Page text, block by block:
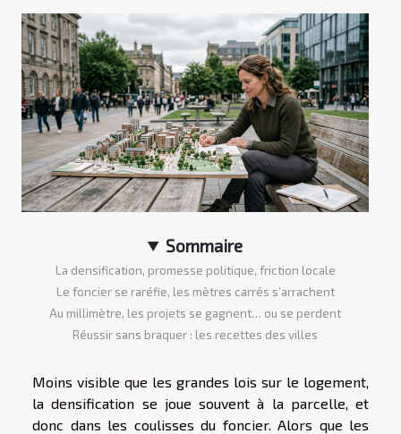
Sommaire
La densification, promesse politique, friction locale
Le foncier se raréfie, les mètres carrés s’arrachent
Au millimètre, les projets se gagnent… ou se perdent
Réussir sans braquer : les recettes des villes
Moins visible que les grandes lois sur le logement,
la densification se joue souvent à la parcelle, et
donc dans les coulisses du foncier. Alors que les